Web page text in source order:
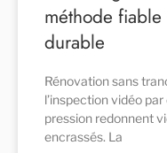
méthode
durable
Rénovation sans
l’inspection vidéo
pression redonnent
encrassés. La